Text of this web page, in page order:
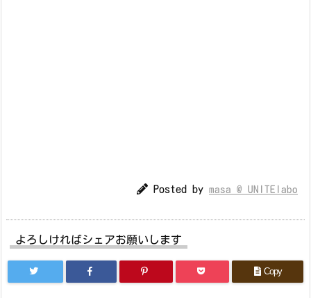
Posted by masa @ UNITElabo
よろしければシェアお願いします
Copy